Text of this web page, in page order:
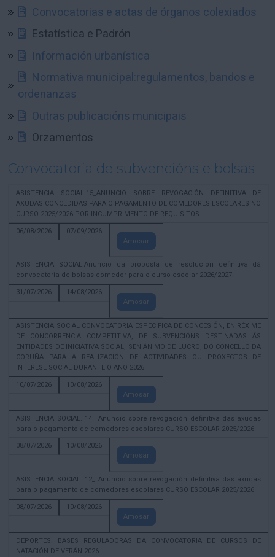
Convocatorias e actas de órganos colexiados
Estatística e Padrón
Información urbanística
Normativa municipal:regulamentos, bandos e
ordenanzas
Outras publicacións municipais
Orzamentos
Convocatoria de subvencións e bolsas
ASISTENCIA SOCIAL.15_ANUNCIO SOBRE REVOGACIÓN DEFINITIVA DE
AXUDAS CONCEDIDAS PARA O PAGAMENTO DE COMEDORES ESCOLARES NO
CURSO 2025/2026 POR INCUMPRIMENTO DE REQUISITOS
06/08/2026
07/09/2026
Amosar
ASISTENCIA SOCIAL.Anuncio da proposta de resolución definitiva dá
convocatoria de bolsas comedor para o curso escolar 2026/2027.
31/07/2026
14/08/2026
Amosar
ASISTENCIA SOCIAL CONVOCATORIA ESPECÍFICA DE CONCESIÓN, EN RÉXIME
DE CONCORRENCIA COMPETITIVA, DE SUBVENCIÓNS DESTINADAS ÁS
ENTIDADES DE INICIATIVA SOCIAL, SEN ÁNIMO DE LUCRO, DO CONCELLO DA
CORUÑA PARA A REALIZACIÓN DE ACTIVIDADES OU PROXECTOS DE
INTERESE SOCIAL DURANTE O ANO 2026
10/07/2026
10/08/2026
Amosar
ASISTENCIA SOCIAL. 14_ Anuncio sobre revogación definitiva das axudas
para o pagamento de comedores escolares CURSO ESCOLAR 2025/2026
08/07/2026
10/08/2026
Amosar
ASISTENCIA SOCIAL. 12_ Anuncio sobre revogación definitiva das axudas
para o pagamento de comedores escolares CURSO ESCOLAR 2025/2026
08/07/2026
10/08/2026
Amosar
DEPORTES. BASES REGULADORAS DA CONVOCATORIA DE CURSOS DE
NATACIÓN DE VERÁN 2026